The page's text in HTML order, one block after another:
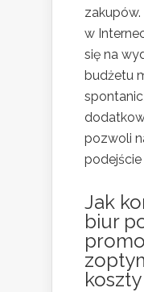
w
się na
budżetu
pozwoli
podejście
Jak
biur